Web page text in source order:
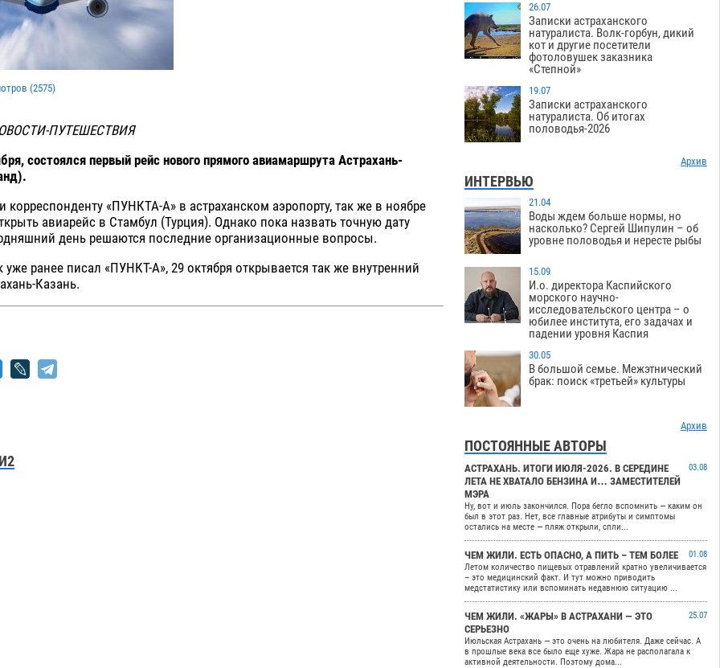
(2575)
ПУТЕШЕСТВИЯ
состоялся первый рейс нового прямого авиамаршрута Астрахань-
корреспонденту «ПУНКТА-А» в астраханском аэропорту, так же в ноябре
авиарейс в Стамбул (Турция). Однако пока назвать точную дату
день решаются последние организационные вопросы.
ранее писал «ПУНКТ-А», 29 октября открывается так же внутренний
Казань.
26.07
Записки астраханского
натуралиста. Волк-горбун, дикий
кот и другие посетители
фотоловушек заказника
«Степной»
19.07
Записки астраханского
натуралиста. Об итогах
половодья-2026
Архив
ИНТЕРВЬЮ
21.04
Воды ждем больше нормы, но
насколько? Сергей Шипулин – об
уровне половодья и нересте рыбы
15.09
И.о. директора Каспийского
морского научно-
исследовательского центра – о
юбилее института, его задачах и
падении уровня Каспия
30.05
В большой семье. Межэтнический
брак: поиск «третьей» культуры
Архив
ПОСТОЯННЫЕ АВТОРЫ
АСТРАХАНЬ. ИТОГИ ИЮЛЯ-2026. В СЕРЕДИНЕ
ЛЕТА НЕ ХВАТАЛО БЕНЗИНА И… ЗАМЕСТИТЕЛЕЙ
МЭРА
03.08
Ну, вот и июль закончился. Пора бегло вспомнить — каким он
был в этот раз. Нет, все главные атрибуты и симптомы
остались на месте — пляж открыли, спли...
ЧЕМ ЖИЛИ. ЕСТЬ ОПАСНО, А ПИТЬ – ТЕМ БОЛЕЕ
01.08
Летом количество пищевых отравлений кратно увеличивается
– это медицинский факт. И тут можно приводить
медстатистику или вспоминать недавнюю ситуацию ...
ЧЕМ ЖИЛИ. «ЖАРЫ» В АСТРАХАНИ — ЭТО
СЕРЬЕЗНО
25.07
Июльская Астрахань — это очень на любителя. Даже сейчас. А
в прошлые века все было еще хуже. Жара не располагала к
активной деятельности. Поэтому дома...